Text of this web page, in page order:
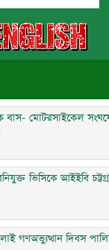
বাস- মোটরসাইকেল সংঘর্ষে
ভিসিকে আইইবি
গণঅভ্যুত্থান দিবস